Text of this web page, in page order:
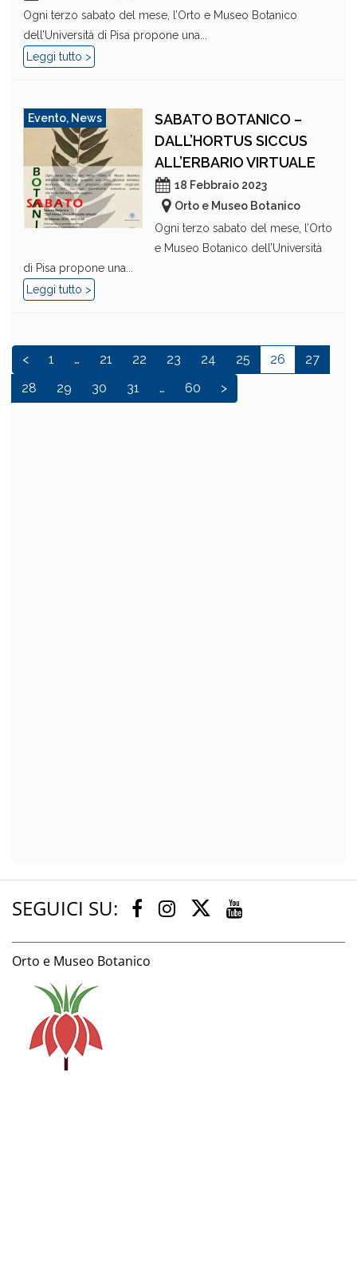
Ogni terzo sabato del mese, l’Orto e Museo Botanico
dell’Università di Pisa propone una...
Leggi tutto >
Evento, News
SABATO BOTANICO –
DALL’HORTUS SICCUS
ALL’ERBARIO VIRTUALE
18 Febbraio 2023
Orto e Museo Botanico
Ogni terzo sabato del mese, l’Orto
e Museo Botanico dell’Università
di Pisa propone una...
Leggi tutto >
< 1 … 21 22 23 24 25 26
27
28
29 30 31 … 60 >
SEGUICI SU: Facebook
Instagram
Twitter
Orto e Museo Botanico